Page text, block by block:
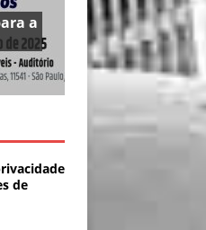
a
de